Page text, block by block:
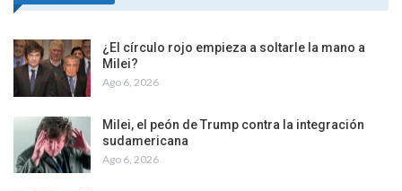
¿El círculo rojo empieza a soltarle la mano a
Milei?
Ago 6, 2026
Milei, el peón de Trump contra la integración
sudamericana
Ago 6, 2026